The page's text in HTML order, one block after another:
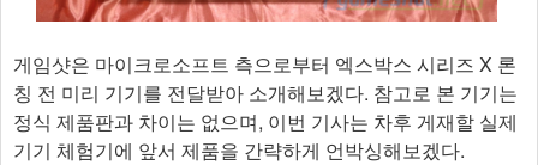
게임샷은 마이크로소프트 측으로부터 엑스박스 시리즈 X 론
칭 전 미리 기기를 전달받아 소개해보겠다. 참고로 본 기기는
정식 제품판과 차이는 없으며, 이번 기사는 차후 게재할 실제
기기 체험기에 앞서 제품을 간략하게 언박싱해보겠다.